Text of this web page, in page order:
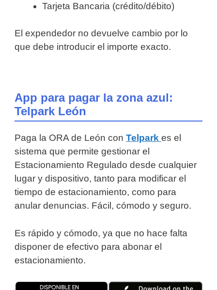
Tarjeta Bancaria (crédito/débito)
El expendedor no devuelve cambio por lo
que debe introducir el importe exacto.
App para pagar la zona azul:
Telpark León
Paga la ORA de León con Telpark es el
sistema que permite gestionar el
Estacionamiento Regulado desde cualquier
lugar y dispositivo, tanto para modificar el
tiempo de estacionamiento, como para
anular denuncias. Fácil, cómodo y seguro.
Es rápido y cómodo, ya que no hace falta
disponer de efectivo para abonar el
estacionamiento.